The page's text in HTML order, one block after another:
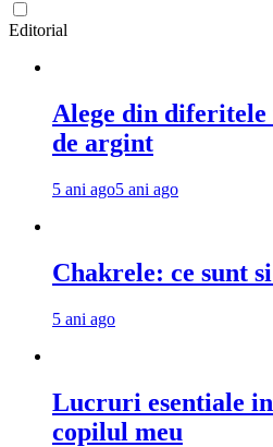
Editorial
Alege din
de argint
5 ani ago5 ani ago
Chakrele: ce sunt
5 ani ago
Lucruri esentiale
copilul meu